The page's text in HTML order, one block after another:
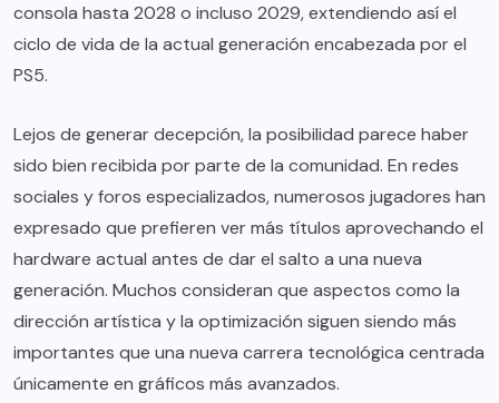
consola hasta 2028 o incluso 2029, extendiendo así el
ciclo de vida de la actual generación encabezada por el
PS5.
Lejos de generar decepción, la posibilidad parece haber
sido bien recibida por parte de la comunidad. En redes
sociales y foros especializados, numerosos jugadores han
expresado que prefieren ver más títulos aprovechando el
hardware actual antes de dar el salto a una nueva
generación. Muchos consideran que aspectos como la
dirección artística y la optimización siguen siendo más
importantes que una nueva carrera tecnológica centrada
únicamente en gráficos más avanzados.